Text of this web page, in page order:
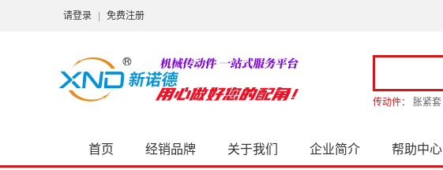
请登录 免费注册
传动件： 胀紧套
首页 经销品牌 关于我们 企业简介 帮助中心